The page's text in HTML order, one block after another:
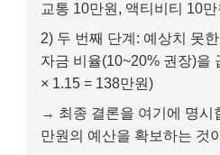
교통 10만원, 액티비티 10
2) 두 번째 단계: 예상치 못
자금 비율(10~20% 권장)을
× 1.15 = 138만원)
→ 최종 결론을 여기에 명시
만원의 예산을 확보하는 것